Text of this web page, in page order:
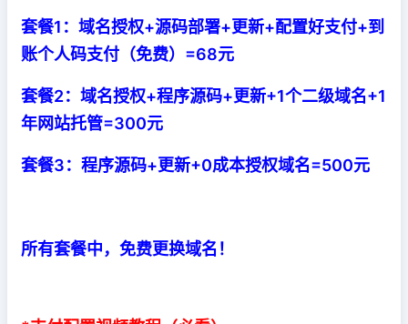
套餐1： 域名授权+源码部署+更新+配置好支付+到
账个人码支付（免费）=68元
套餐2： 域名授权+程序源码+更新+1个二级域名+1
年网站托管=300元
套餐3： 程序源码+更新+0成本授权域名=500元
所有套餐中，免费更换域名！